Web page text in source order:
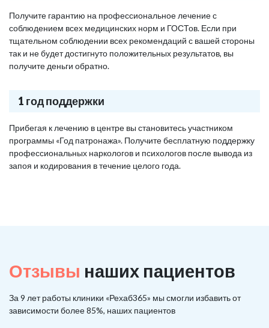
Получите гарантию на профессиональное лечение с
соблюдением всех медицинских норм и ГОСТов. Если при
тщательном соблюдении всех рекомендаций с вашей стороны
так и не будет достигнуто положительных результатов, вы
получите деньги обратно.
1 год поддержки
Прибегая к лечению в центре вы становитесь участником
программы «Год патронажа». Получите бесплатную поддержку
профессиональных наркологов и психологов после вывода из
запоя и кодирования в течение целого года.
Отзывы наших пациентов
За 9 лет работы клиники «Рехаб365» мы смогли избавить от
зависимости более 85%, наших пациентов